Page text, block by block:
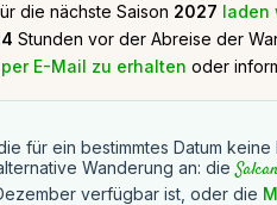
die nächste Saison 2027 laden
Stunden vor der Abreise der
E-Mail zu erhalten oder
für ein bestimmtes Datum keine
Wanderung an: die
verfügbar ist, oder die